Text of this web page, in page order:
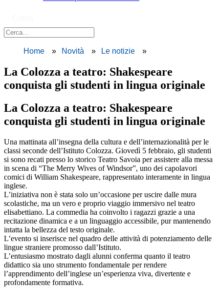
Home Novità Le notizie
La Colozza a teatro: Shakespeare
conquista gli studenti in lingua originale
La Colozza a teatro: Shakespeare
conquista gli studenti in lingua originale
Una mattinata all’insegna della cultura e dell’internazionalità per le
classi seconde dell’Istituto Colozza. Giovedì 5 febbraio, gli studenti
si sono recati presso lo storico Teatro Savoia per assistere alla messa
in scena di “The Merry Wives of Windsor”, uno dei capolavori
comici di William Shakespeare, rappresentato interamente in lingua
inglese.
​L’iniziativa non è stata solo un’occasione per uscire dalle mura
scolastiche, ma un vero e proprio viaggio immersivo nel teatro
elisabettiano. La commedia ha coinvolto i ragazzi grazie a una
recitazione dinamica e a un linguaggio accessibile, pur mantenendo
intatta la bellezza del testo originale.
L’evento si inserisce nel quadro delle attività di potenziamento delle
lingue straniere promosso dall’Istituto.
L’entusiasmo mostrato dagli alunni conferma quanto il teatro
didattico sia uno strumento fondamentale per rendere
l’apprendimento dell’inglese un’esperienza viva, divertente e
profondamente formativa.